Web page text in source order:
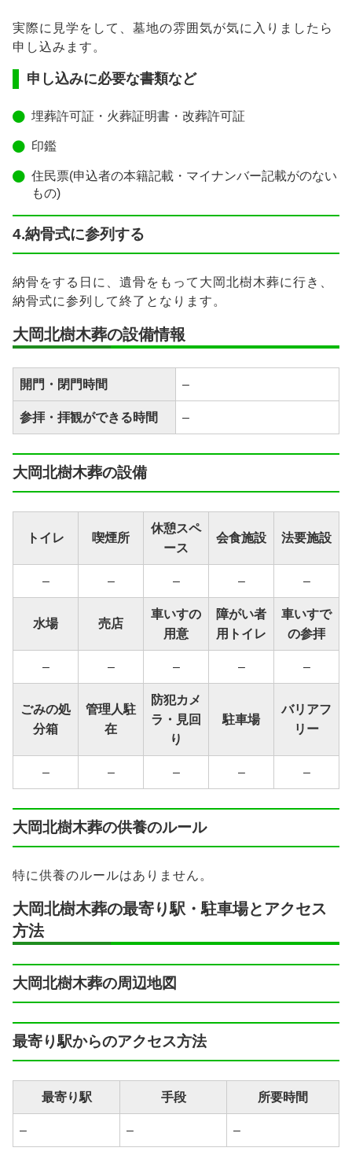
実際に見学をして、墓地の雰囲気が気に入りましたら
申し込みます。
申し込みに必要な書類など
埋葬許可証・火葬証明書・改葬許可証
印鑑
住民票(申込者の本籍記載・マイナンバー記載がのない
もの)
4.納骨式に参列する
納骨をする日に、遺骨をもって大岡北樹木葬に行き、
納骨式に参列して終了となります。
大岡北樹木葬の設備情報
開門・閉門時間 –
参拝・拝観ができる時間 –
大岡北樹木葬の設備
トイレ 喫煙所
休憩スペ
ース
会食施設 法要施設
– – – – –
水場 売店
車いすの
用意
障がい者
用トイレ
車いすで
の参拝
– – – – –
ごみの処
分箱
管理人駐
在
防犯カメ
ラ・見回
り
駐車場
バリアフ
リー
– – – – –
大岡北樹木葬の供養のルール
特に供養のルールはありません。
大岡北樹木葬の最寄り駅・駐車場とアクセス
方法
大岡北樹木葬の周辺地図
最寄り駅からのアクセス方法
最寄り駅 手段 所要時間
– – –